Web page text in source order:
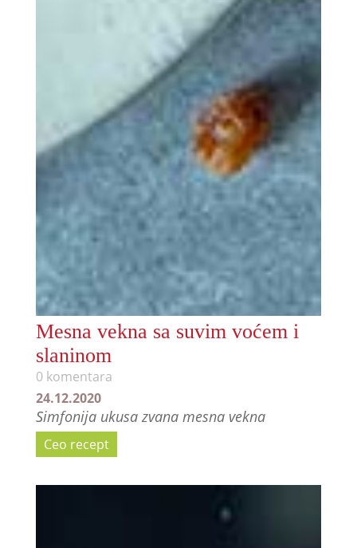
Mesna vekna sa suvim voćem i
slaninom
0 komentara
24.12.2020
Simfonija ukusa zvana mesna vekna
Ceo recept